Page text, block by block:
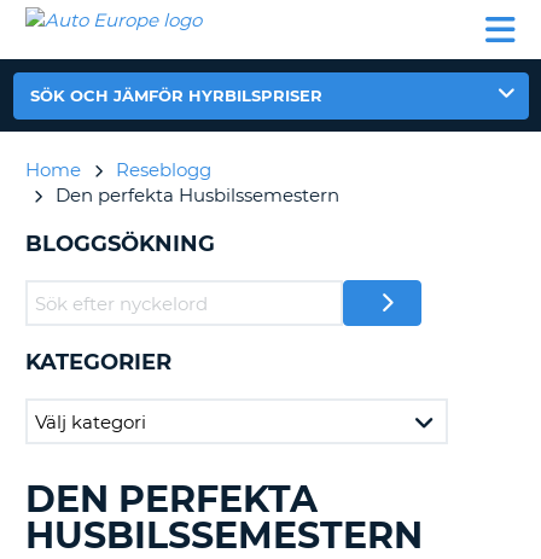
HYRBIL
HYRA
PARTNER
AUTO
EUROPE
HYRBIL
HYRA
HUSBIL
PARTNER
HJÄLP
MIN
MEDLEMSINFORMATION
BOKNING
SÖK OCH JÄMFÖR HYRBILSPRISER
Home
Reseblogg
Den perfekta Husbilssemestern
BLOGGSÖKNING
KATEGORIER
SÖKER
BLAND
BLOGGINLÄGGEN.......
DEN PERFEKTA
HUSBILSSEMESTERN